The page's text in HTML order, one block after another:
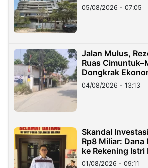
05/08/2026 - 07:05
Jalan Mulus,
Ruas
Dongkrak
04/08/2026 - 13:13
Skandal
Rp8 Miliar:
ke Rekening
Timur
01/08/2026 - 09:11